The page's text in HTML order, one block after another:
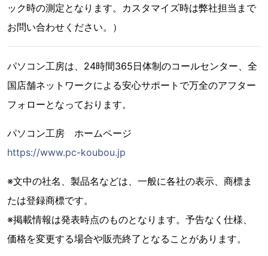
ック時の測定となります。カスタマイズ時は弊社担当まで
お問い合わせください。）
パソコン工房は、24時間365日体制のコールセンター、全
国店舗ネットワークによる安心サポートで万全のアフター
フォローとなっております。
パソコン工房 ホームページ
https://www.pc-koubou.jp
※文中の社名、製品名などは、一般に各社の表示、商標ま
たは登録商標です。
※掲載情報は発表時点のものとなります。予告なく仕様、
価格を変更する場合や販売終了となることがあります。